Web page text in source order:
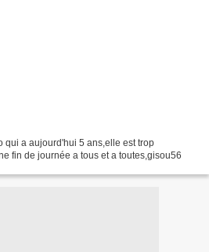
qui a aujourd'hui 5 ans,elle est trop
fin de journée a tous et a toutes,gisou56